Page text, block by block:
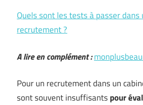
Quels sont les tests à passer dans
recrutement ?
A lire en complément :
Pour un recrutement dans un
sont souvent insuffisantspour